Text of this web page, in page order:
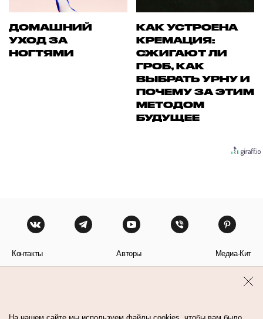
ДОМАШНИЙ
УХОД ЗА
НОГТЯМИ
КАК УСТРОЕНА
КРЕМАЦИЯ:
СЖИГАЮТ ЛИ
ГРОБ, КАК
ВЫБРАТЬ УРНУ И
ПОЧЕМУ ЗА ЭТИМ
МЕТОДОМ
БУДУЩЕЕ
Контакты Авторы Медиа-Кит
На нашем сайте мы используем файлы cookies, чтобы вам было